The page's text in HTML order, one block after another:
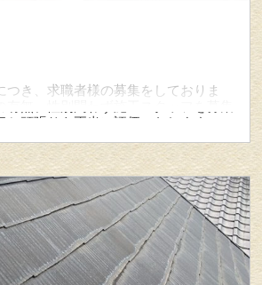
つき、求職者様の募集をしておりま
と頑張りを正当に評価いたします。